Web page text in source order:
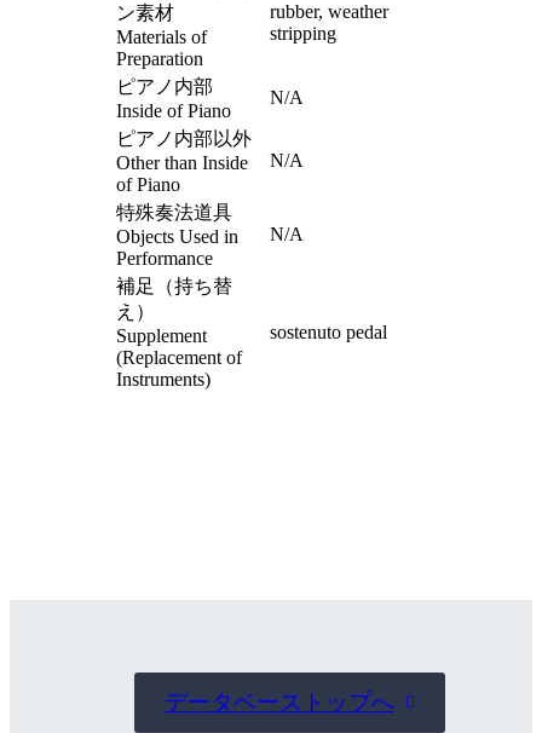
ン素材
Materials of
Preparation
rubber, weather
stripping
ピアノ内部
Inside of Piano
N/A
ピアノ内部以外
Other than Inside
of Piano
N/A
特殊奏法道具
Objects Used in
Performance
N/A
補足（持ち替
え）
Supplement
(Replacement of
Instruments)
sostenuto pedal
データベーストップへ 